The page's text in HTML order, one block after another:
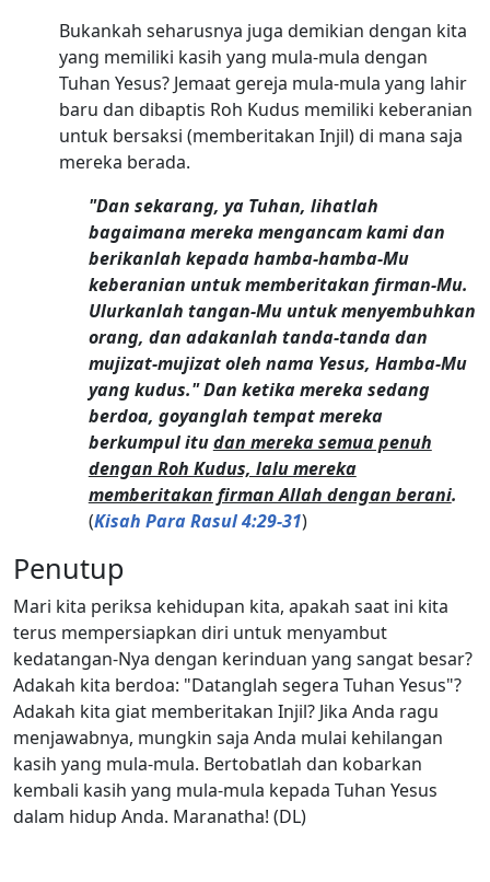
Bukankah seharusnya juga demikian dengan kita
yang memiliki kasih yang mula-mula dengan
Tuhan Yesus? Jemaat gereja mula-mula yang lahir
baru dan dibaptis Roh Kudus memiliki keberanian
untuk bersaksi (memberitakan Injil) di mana saja
mereka berada.
"Dan sekarang, ya Tuhan, lihatlah
bagaimana mereka mengancam kami dan
berikanlah kepada hamba-hamba-Mu
keberanian untuk memberitakan firman-Mu.
Ulurkanlah tangan-Mu untuk menyembuhkan
orang, dan adakanlah tanda-tanda dan
mujizat-mujizat oleh nama Yesus, Hamba-Mu
yang kudus." Dan ketika mereka sedang
berdoa, goyanglah tempat mereka
berkumpul itudan mereka semua penuh
dengan Roh Kudus, lalu mereka
memberitakan firman Allah dengan berani.
(Kisah Para Rasul 4:29-31)
Penutup
Mari kita periksa kehidupan kita, apakah saat ini kita
terus mempersiapkan diri untuk menyambut
kedatangan-Nya dengan kerinduan yang sangat besar?
Adakah kita berdoa: "Datanglah segera Tuhan Yesus"?
Adakah kita giat memberitakan Injil? Jika Anda ragu
menjawabnya, mungkin saja Anda mulai kehilangan
kasih yang mula-mula. Bertobatlah dan kobarkan
kembali kasih yang mula-mula kepada Tuhan Yesus
dalam hidup Anda. Maranatha! (DL)